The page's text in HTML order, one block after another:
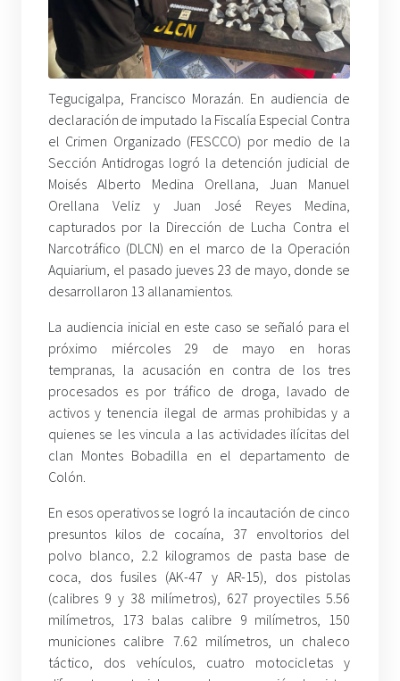
Tegucigalpa, Francisco Morazán. En audiencia de
declaración de imputado la Fiscalía Especial Contra
el Crimen Organizado (FESCCO) por medio de la
Sección Antidrogas logró la detención judicial de
Moisés Alberto Medina Orellana, Juan Manuel
Orellana Veliz y Juan José Reyes Medina,
capturados por la Dirección de Lucha Contra el
Narcotráfico (DLCN) en el marco de la Operación
Aquiarium, el pasado jueves 23 de mayo, donde se
desarrollaron 13 allanamientos.
La audiencia inicial en este caso se señaló para el
próximo miércoles 29 de mayo en horas
tempranas, la acusación en contra de los tres
procesados es por tráfico de droga, lavado de
activos y tenencia ilegal de armas prohibidas y a
quienes se les vincula a las actividades ilícitas del
clan Montes Bobadilla en el departamento de
Colón.
En esos operativos se logró la incautación de cinco
presuntos kilos de cocaína, 37 envoltorios del
polvo blanco, 2.2 kilogramos de pasta base de
coca, dos fusiles (AK-47 y AR-15), dos pistolas
(calibres 9 y 38 milímetros), 627 proyectiles 5.56
milímetros, 173 balas calibre 9 milímetros, 150
municiones calibre 7.62 milímetros, un chaleco
táctico, dos vehículos, cuatro motocicletas y